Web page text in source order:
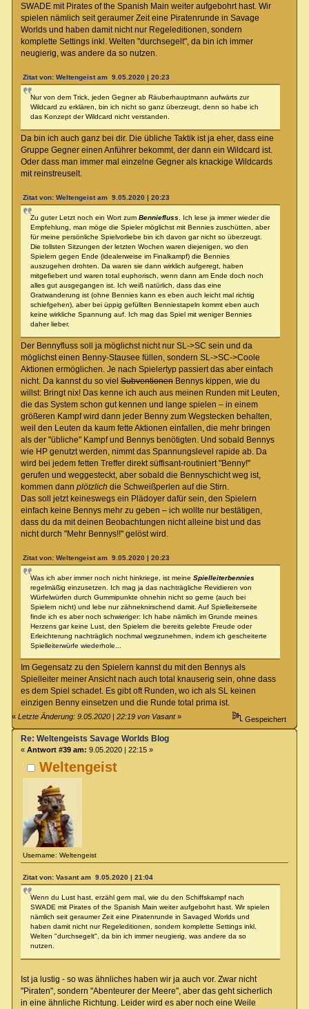
SWADE mit Pirates of the Spanish Main weiter aufgebohrt hast. Wir
spielen nämlich seit geraumer Zeit eine Piratenrunde in Savage
Worlds und haben damit nicht nur Regeleditionen, sondern
komplette Settings inkl. Welten "durchsegelt", da bin ich immer
neugierig, was andere da so nutzen.
Zitat von: Weltengeist am 9.05.2020 | 20:23
Nur von dem Trick, jeden Gegner ab Räuberhauptmann aufwärts zur
Wildcard zu erklären, bin ich nicht so ganz überzeugt, denn so habe ich
das Konzept der Wildcard nicht verstanden.
Da bin ich auch ganz bei dir. Die übliche Taktik ist ja eher, dass eine
Gruppe Gegner einen Anführer bekommt, der dann ein Wildcard ist.
Oder dass man immer mal einzelne Gegner als knackige Wildcards
mit reinstreuselt.
Zitat von: Weltengeist am 9.05.2020 | 20:23
Zu guter Letzt noch ein Wort zum Benniefluss . Ich lese ja immer wieder die
Empfehlung, man möge die Spieler möglichst mit Bennies zuschütten, aber
für meine persönliche Spielvorliebe bin ich davon gar nicht so überzeugt.
Die tollsten Sitzungen der letzten Wochen waren diejenigen, wo den
Spielern gegen Ende (idealerweise im Finalkampf) die Bennies
auszugehen drohten. Da waren sie dann wirklich aufgeregt, haben
mitgefiebert und waren total euphorisch, wenn dann am Ende doch noch
alles gut ausgegangen ist. Ich weiß natürlich, dass das eine
Gratwanderung ist (ohne Bennies kann es eben auch leicht mal richtig
schiefgehen), aber bei üppig gefüllten Benniestapeln kommt eben auch
keine wirkliche Spannung auf. Ich mag das Spiel mit weniger Bennies
daher lieber.
Der Bennyfluss soll ja möglichst nicht nur SL->SC sein und da
möglichst einen Benny-Stausee füllen, sondern SL->SC->Coole
Aktionen ermöglichen. Je nach Spielertyp passiert das aber einfach
nicht. Da kannst du so vielSubventionenBennys kippen, wie du
willst: Bringt nix! Das kenne ich auch aus meinen Runden mit Leuten,
die das System schon gut kennen und lange spielen – in einem
größeren Kampf wird dann jeder Benny zum Wegstecken behalten,
weil den Leuten da kaum fette Aktionen einfallen, die mehr bringen
als der "übliche" Kampf und Bennys benötigten. Und sobald Bennys
wie HP genutzt werden, nimmt das Spannungslevel rapide ab. Da
wird bei jedem fetten Treffer direkt süffisant-routiniert "Benny!"
gerufen und weggesteckt, aber sobald die Bennyschicht weg ist,
kommen dann plötzlich die Schweißperlen auf die Stirn.
Das soll jetzt keineswegs ein Plädoyer dafür sein, den Spielern
einfach keine Bennys mehr zu geben – ich wollte nur bestätigen,
dass du da mit deinen Beobachtungen nicht alleine bist und das
nicht durch "Mehr Bennys!!" gelöst wird.
Zitat von: Weltengeist am 9.05.2020 | 20:23
Was ich aber immer noch nicht hinkriege, ist meine Spielleiterbennies
regelmäßig einzusetzen. Ich mag ja das nachträgliche Revidieren von
Würfelwürfen durch Gummipunkte ohnehin nicht so gerne (auch bei
Spielern nicht) und lebe nur zähneknirschend damit. Auf Spielleiterseite
finde ich es aber noch schwieriger: Ich habe nämlich im Grunde meines
Herzens gar keine Lust, den Spielern die bereits gelebte Freude oder
Erleichterung nachträglich nochmal wegzunehmen, indem ich gescheiterte
Spielleiterwürfe wiederhole...
Im Gegensatz zu den Spielern kannst du mit den Bennys als
Spielleiter meiner Ansicht nach auch total knauserig sein, ohne dass
es dem Spiel schadet. Es gibt oft Runden, wo ich als SL keinen
einzigen Benny einsetzen und die Runde total prima ist.
«Letzte Änderung: 9.05.2020 | 22:19 von Vasant» Gespeichert
Weltengeist
Username: Weltengeist
Re: Weltengeists Savage Worlds Blog
« Antwort #39 am: 9.05.2020 | 22:15 »
Zitat von: Vasant am 9.05.2020 | 21:04
Wenn du Lust hast, erzähl gern mal, wie du den Schiffskampf nach
SWADE mit Pirates of the Spanish Main weiter aufgebohrt hast. Wir spielen
nämlich seit geraumer Zeit eine Piratenrunde in Savaged Worlds und
haben damit nicht nur Regeleditionen, sondern komplette Settings inkl.
Welten "durchsegelt", da bin ich immer neugierig, was andere da so
nutzen.
Ist ja lustig - so was ähnliches haben wir ja auch vor. Zwar nicht
"Piraten", sondern "Abenteurer der Meere", aber das geht sicherlich
in eine ähnliche Richtung. Leider wird es aber noch eine Weile